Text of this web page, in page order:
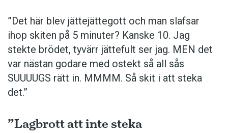
”Det här blev jättejättegott och man slafsar
ihop skiten på 5 minuter? Kanske 10. Jag
stekte brödet, tyvärr jättefult ser jag. MEN det
var nästan godare med ostekt så all sås
SUUUUGS rätt in. MMMM. Så skit i att steka
det.”
”Lagbrott att inte steka